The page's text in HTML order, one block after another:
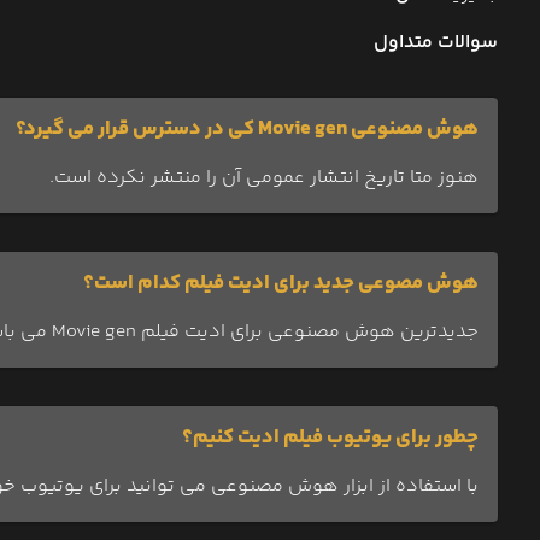
سوالات متداول
هوش مصنوعی Movie gen کی در دسترس قرار می گیرد؟
هنوز متا تاریخ انتشار عمومی آن را منتشر نکرده است.
هوش مصوعی جدید برای ادیت فیلم کدام است؟
جدیدترین هوش مصنوعی برای ادیت فیلم Movie gen می باشد.
چطور برای یوتیوب فیلم ادیت کنیم؟
با استفاده از ابزار هوش مصنوعی می توانید برای یوتیوب